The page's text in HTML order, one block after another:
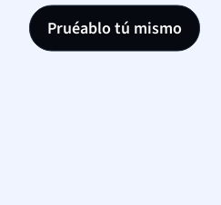
Pruéablo tú mismo